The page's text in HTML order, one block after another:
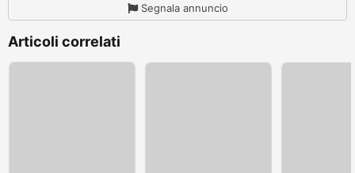
Segnala annuncio
Articoli correlati